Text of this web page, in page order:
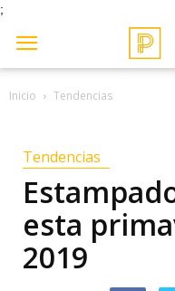
;
Inicio Tendencias
Tendencias
esta
2019